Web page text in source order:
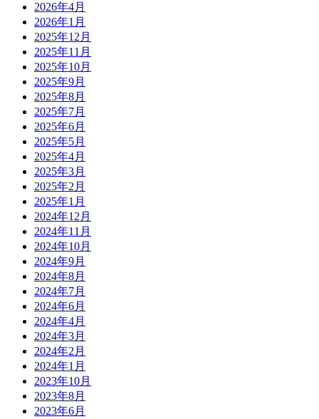
2026年4月
2026年1月
2025年12月
2025年11月
2025年10月
2025年9月
2025年8月
2025年7月
2025年6月
2025年5月
2025年4月
2025年3月
2025年2月
2025年1月
2024年12月
2024年11月
2024年10月
2024年9月
2024年8月
2024年7月
2024年6月
2024年4月
2024年3月
2024年2月
2024年1月
2023年10月
2023年8月
2023年6月